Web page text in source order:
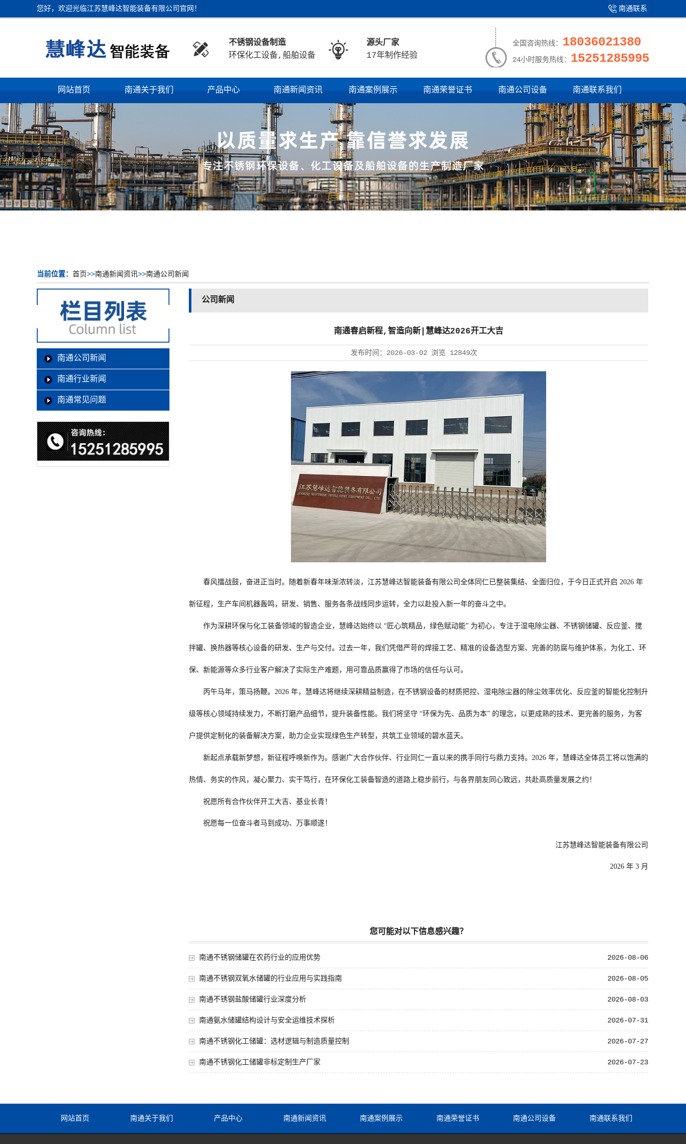
您好，欢迎光临江苏慧峰达智能装备有限公司官网！ 南通联系

不锈钢设备制造
环保化工设备,船舶设备

源头厂家
17年制作经验
全国咨询热线： 18036021380
24小时服务热线： 15251285995
网站首页 南通关于我们 产品中心 南通新闻资讯 南通案例展示 南通荣誉证书 南通公司设备 南通联系我们
当前位置： 首页>>南通新闻资讯>>南通公司新闻
南通公司新闻
南通行业新闻
南通常见问题
公司新闻
南通春启新程,智造向新|慧峰达2026开工大吉
发布时间： 2026-03-02 浏览 12849次
春风擂战鼓，奋进正当时。随着新春年味渐浓转淡，江苏慧峰达智能装备有限公司全体同仁已整装集结、全面归位，于今日正式开启 2026 年
新征程，生产车间机器轰鸣，研发、销售、服务各条战线同步运转，全力以赴投入新一年的奋斗之中。
作为深耕环保与化工装备领域的智造企业，慧峰达始终以 “匠心筑精品，绿色赋动能” 为初心，专注于湿电除尘器、不锈钢储罐、反应釜、搅
拌罐、换热器等核心设备的研发、生产与交付。过去一年，我们凭借严苛的焊接工艺、精准的设备选型方案、完善的防腐与维护体系，为化工、环
保、新能源等众多行业客户解决了实际生产难题，用可靠品质赢得了市场的信任与认可。
丙午马年，策马扬鞭。2026 年，慧峰达将继续深耕精益制造，在不锈钢设备的材质把控、湿电除尘器的除尘效率优化、反应釜的智能化控制升
级等核心领域持续发力，不断打磨产品细节，提升装备性能。我们将坚守 “环保为先、品质为本” 的理念，以更成熟的技术、更完善的服务，为客
户提供定制化的装备解决方案，助力企业实现绿色生产转型，共筑工业领域的碧水蓝天。
新起点承载新梦想，新征程呼唤新作为。感谢广大合作伙伴、行业同仁一直以来的携手同行与鼎力支持。2026 年，慧峰达全体员工将以饱满的
热情、务实的作风，凝心聚力、实干笃行，在环保化工装备智造的道路上稳步前行，与各界朋友同心致远，共赴高质量发展之约！
祝愿所有合作伙伴开工大吉、基业长青！
祝愿每一位奋斗者马到成功、万事顺遂！
江苏慧峰达智能装备有限公司
2026 年 3 月
您可能对以下信息感兴趣？
2026-08-06
南通不锈钢储罐在农药行业的应用优势
2026-08-05
南通不锈钢双氧水储罐的行业应用与实践指南
2026-08-03
南通不锈钢盐酸储罐行业深度分析
2026-07-31
南通氨水储罐结构设计与安全运维技术探析
2026-07-27
南通不锈钢化工储罐：选材逻辑与制造质量控制
2026-07-23
南通不锈钢化工储罐非标定制生产厂家
网站首页 南通关于我们 产品中心 南通新闻资讯 南通案例展示 南通荣誉证书 南通公司设备 南通联系我们